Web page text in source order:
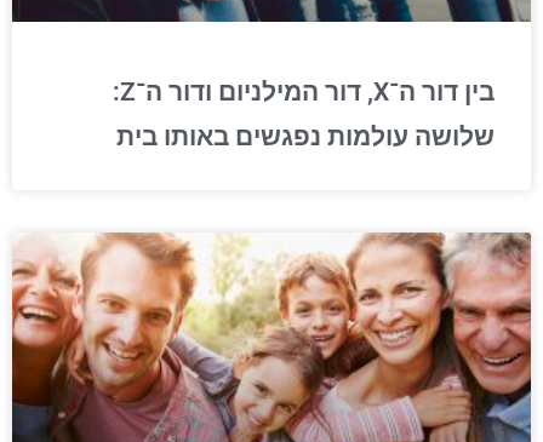
בין דור ה־X, דור המילניום ודור ה־Z:
שלושה עולמות נפגשים באותו בית